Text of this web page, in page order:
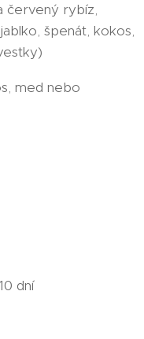
červený rybíz,
špenát, kokos,
med nebo
dní